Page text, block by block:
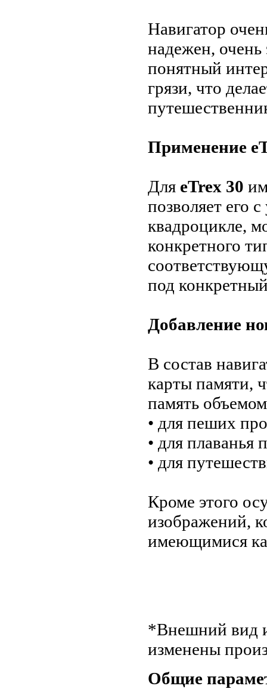
Навигатор
надежен,
понятный
грязи, что
Применение
Для eTrex 30
позволяет его
квадроцикле,
конкретного
под
Добавление
В состав
карты памяти,
память
• для пеших
• для плаванья
• для
Кроме этого
изображений,
имеющимися
*Внешний вид
изменены
Общие